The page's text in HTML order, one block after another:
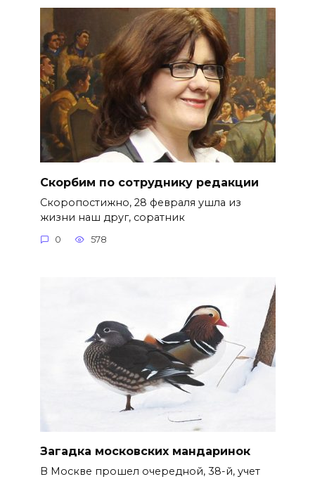
Скорбим по сотруднику редакции
Скоропостижно, 28 февраля ушла из
жизни наш друг, соратник
0 578
Загадка московских мандаринок
В Москве прошел очередной, 38-й, учет